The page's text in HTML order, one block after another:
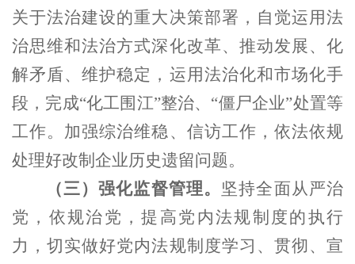
关于法治建设的重大决策部署，自觉运用法
治思维和法治方式深化改革、推动发展、化
解矛盾、维护稳定，运用法治化和市场化手
段，完成“化工围江”整治、“僵尸企业”处置等
工作。加强综治维稳、信访工作，依法依规
处理好改制企业历史遗留问题。
（三）强化监督管理。 坚持全面从严治
党，依规治党，提高党内法规制度的执行
力，切实做好党内法规制度学习、贯彻、宣